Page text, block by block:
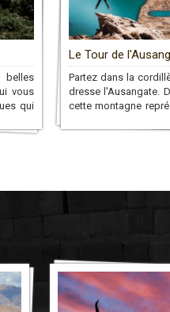
vous
qui
Le Tour de
Partez dans la
dresse l'Ausangate.
cette montagne